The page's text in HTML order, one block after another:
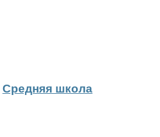
Средняя школа